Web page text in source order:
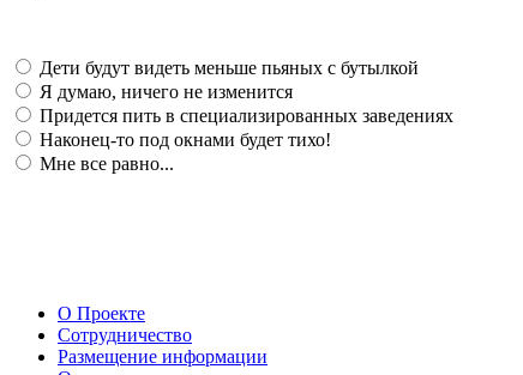
Дети будут видеть меньше пьяных с бутылкой
Я думаю, ничего не изменится
Придется пить в специализированных заведениях
Наконец-то под окнами будет тихо!
Мне все равно...
О Проекте
Сотрудничество
Размещение информации